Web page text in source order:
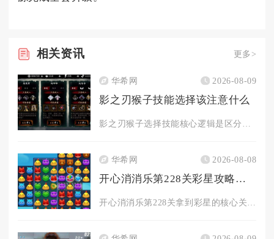
相关资讯 更多>
华希网 2026-08-09
影之刃猴子技能选择该注意什么
影之刃猴子选择技能核心逻辑是区分场景拆分猴戏增益、半输出、纯...
华希网 2026-08-08
开心消消乐第228关彩星攻略的关键是什么
开心消消乐第228关拿到彩星的核心关键是分层控步数清障、卡翻...